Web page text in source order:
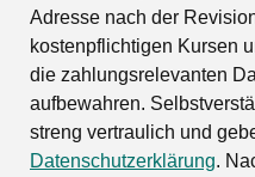
Adresse nach der
kostenpflichtigen Kursen
die zahlungsrelevanten
aufbewahren.
streng vertraulich und
Datenschutzerklärung.